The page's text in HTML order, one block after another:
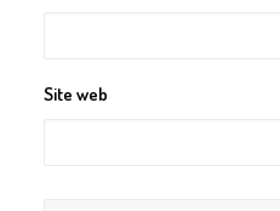
Site web